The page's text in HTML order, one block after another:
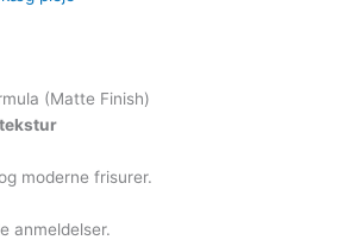
(Matte Finish)
moderne frisurer.
anmeldelser.